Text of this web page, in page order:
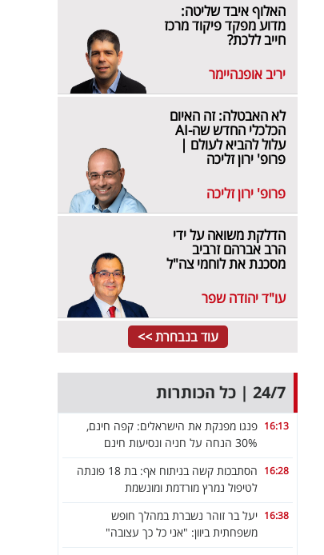
האלוף איבד שליטה:
מדוע מפקד פיקוד מרכז
חייב ללכת?
יריב אופנהיימר
לא האבטלה: זה האיום
הכלכלי החדש שה-AI
עלול להביא לעולם |
פרופ' ירון זליכה
פרופ' ירון זליכה
הדלקת משואה על ידי
הרב אברהם זרביב
מסכנת את לוחמי צה"ל
עו"ד יהודה שפר
עוד בנבחרת >>
24/7 | כל הכותרות
16:13 פנגו מפנקת את הישראלים: קפה חינם,
30% הנחה על חניה ונסיעות חינם
16:28
הסתבכות קשה בניתוח אף: בת 18 פונתה
לטיפול נמרץ מורדמת ומונשמת
16:38 יעל בר זוהר נשברת במהלך חופש
משפחתית ביוון: "אני כל כך עצובה"